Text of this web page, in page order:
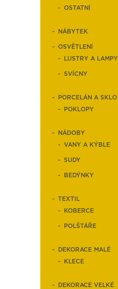
OSTATNÍ
NÁBYTEK
OSVĚTLENÍ
LUSTRY A LAMPY
SVÍCNY
PORCELÁN A SKLO
POKLOPY
NÁDOBY
VANY A KÝBLE
SUDY
BEDÝNKY
TEXTIL
KOBERCE
POLŠTÁŘE
DEKORACE MALÉ
KLECE
DEKORACE VELKÉ